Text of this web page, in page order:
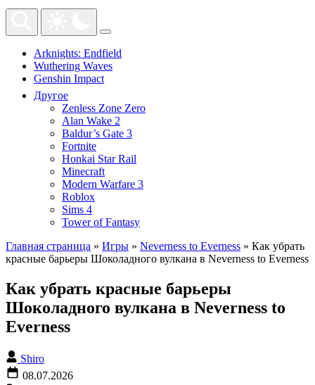
Arknights: Endfield
Wuthering Waves
Genshin Impact
Другое
Zenless Zone Zero
Alan Wake 2
Baldur’s Gate 3
Fortnite
Honkai Star Rail
Minecraft
Modern Warfare 3
Roblox
Sims 4
Tower of Fantasy
Главная страница » Игры » Neverness to Everness » Как убрать
красные барьеры Шоколадного вулкана в Neverness to Everness
Как убрать красные барьеры
Шоколадного вулкана в Neverness to
Everness
Shiro
08.07.2026